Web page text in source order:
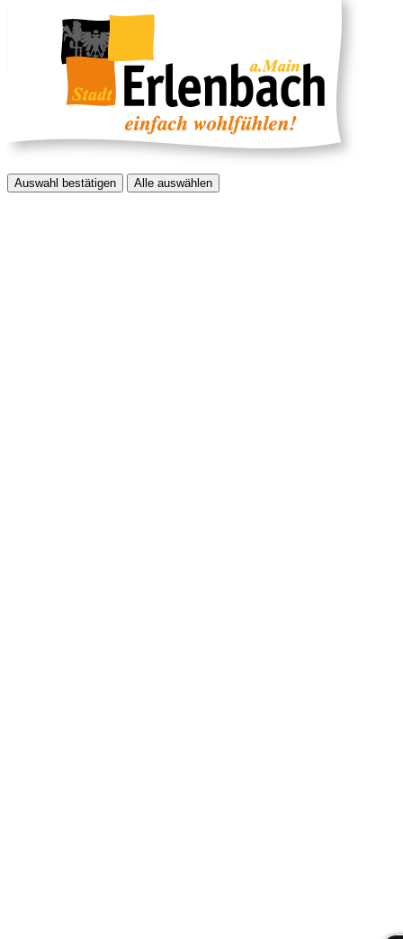
Auswahl bestätigen Alle auswählen